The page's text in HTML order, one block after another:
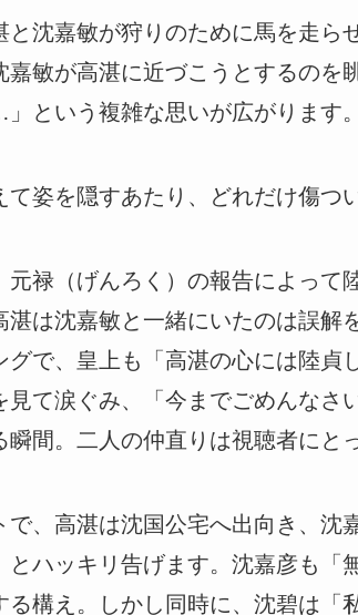
と沈嘉敏が狩りのために馬を走ら
嘉敏が高湛に近づこうとするのを
という複雑な思いが広がります。
て姿を隠すあたり、どれだけ傷つ
元禄（げんろく）の報告によって
湛は沈嘉敏と一緒にいたのは誤解
グで、皇上も「高湛の心には陸貞
見て涙ぐみ、「今までごめんなさ
間。 二人の仲直りは視聴者にと
で、高湛は沈国公宅へ出向き、沈
とハッキリ告げます。沈嘉彦も「
る構え。しかし同時に、沈碧は「